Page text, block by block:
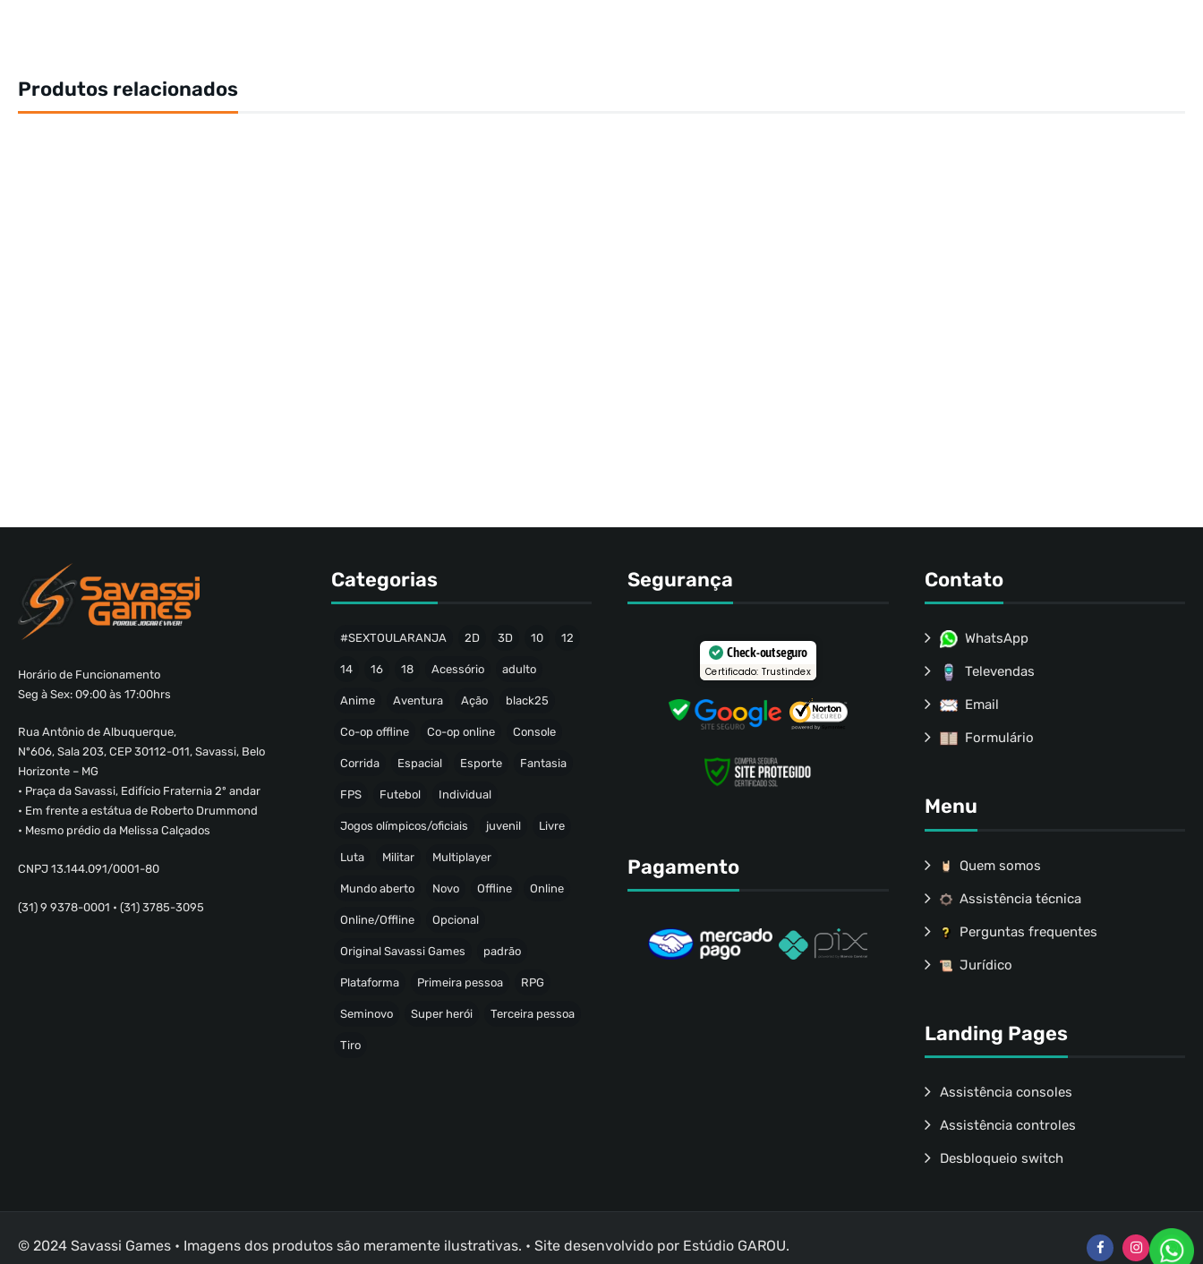
Produtos relacionados
Horário de Funcionamento
Seg à Sex: 09:00 às 17:00hrs
Rua Antônio de Albuquerque,
Nº606, Sala 203, CEP 30112-011, Savassi, Belo
Horizonte – MG
• Praça da Savassi, Edifício Fraternia 2º andar
• Em frente a estátua de Roberto Drummond
• Mesmo prédio da Melissa Calçados
CNPJ 13.144.091/0001-80
(31) 9 9378-0001 • (31) 3785-3095
Categorias
#SEXTOULARANJA 2D 3D 10 12
14 16 18 Acessório adulto
Anime Aventura Ação black25
Co-op offline Co-op online Console
Corrida Espacial Esporte Fantasia
FPS Futebol Individual
Jogos olímpicos/oficiais juvenil Livre
Luta Militar Multiplayer
Mundo aberto Novo Offline Online
Online/Offline Opcional
Original Savassi Games padrão
Plataforma Primeira pessoa RPG
Seminovo Super herói Terceira pessoa
Tiro
Segurança
Check-out seguro
Certificado: Trustindex
Pagamento
Contato
WhatsApp
Televendas
Email
Formulário
Menu
Quem somos
Assistência técnica
Perguntas frequentes
Jurídico
Landing Pages
Assistência consoles
Assistência controles
Desbloqueio switch
© 2024 Savassi Games • Imagens dos produtos são meramente ilustrativas. • Site desenvolvido por Estúdio GAROU.